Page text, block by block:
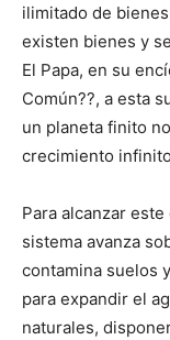
ilimitado de
existen bienes y
El Papa, en su
Común??, a esta
un planeta finito
crecimiento
Para alcanzar
sistema avanza
contamina suelos
para expandir el
naturales,